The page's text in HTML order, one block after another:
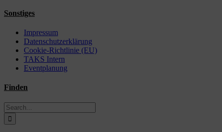
Sonstiges
Impressum
Datenschutzerklärung
Cookie-Richtlinie (EU)
TAKS Intern
Eventplanung
Finden
Search
for: